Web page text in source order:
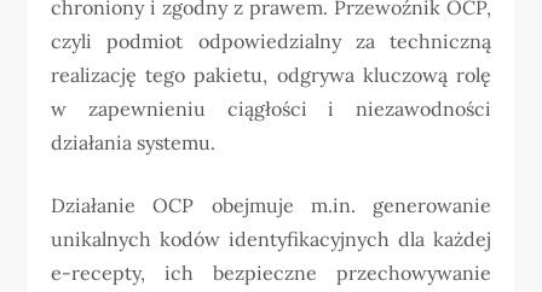
chroniony i zgodny z prawem. Przewoźnik OCP,
czyli podmiot odpowiedzialny za techniczną
realizację tego pakietu, odgrywa kluczową rolę
w zapewnieniu ciągłości i niezawodności
działania systemu.
Działanie OCP obejmuje m.in. generowanie
unikalnych kodów identyfikacyjnych dla każdej
e-recepty, ich bezpieczne przechowywanie